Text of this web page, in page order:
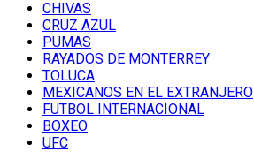
CHIVAS
CRUZ AZUL
PUMAS
RAYADOS DE MONTERREY
TOLUCA
MEXICANOS EN EL EXTRANJERO
FUTBOL INTERNACIONAL
BOXEO
UFC